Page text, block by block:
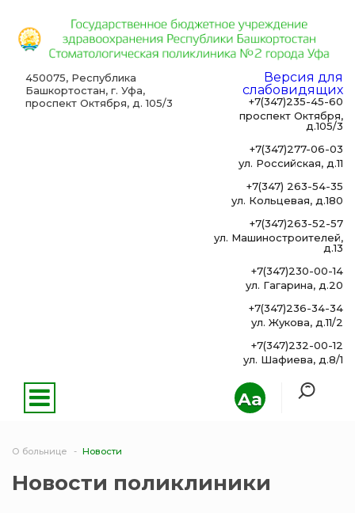
Aa
450075, Республика
Башкортостан, г. Уфа,
проспект Октября, д. 105/3
Версия для
слабовидящих
+7(347)235-45-60
проспект Октября,
д.105/3
+7(347)277-06-03
ул. Российская, д.11
+7(347) 263-54-35
ул. Кольцевая, д.180
+7(347)263-52-57
ул. Машиностроителей,
д.13
+7(347)230-00-14
ул. Гагарина, д.20
+7(347)236-34-34
ул. Жукова, д.11/2
+7(347)232-00-12
ул. Шафиева, д.8/1
О больнице Новости
Новости поликлиники